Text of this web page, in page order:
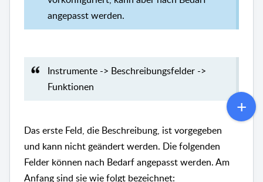
angepasst werden.
Instrumente -> Beschreibungsfelder ->
Funktionen
Das erste Feld, die Beschreibung, ist vorgegeben
und kann nicht geändert werden. Die folgenden
Felder können nach Bedarf angepasst werden. Am
Anfang sind sie wie folgt bezeichnet: